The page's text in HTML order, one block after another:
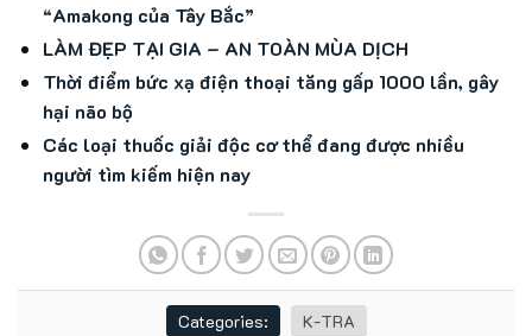
“Amakong của Tây Bắc”
LÀM ĐẸP TẠI GIA – AN TOÀN MÙA DỊCH
Thời điểm bức xạ điện thoại tăng gấp 1000 lần, gây
hại não bộ
Các loại thuốc giải độc cơ thể đang được nhiều
người tìm kiếm hiện nay
Categories: K-TRA